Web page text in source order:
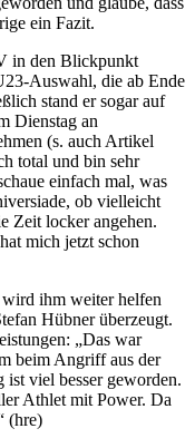
ein Fazit.
in den Blickpunkt
Auswahl, die ab Ende
stand er sogar auf
Dienstag an
(s. auch Artikel
total und bin sehr
einfach mal, was
ob vielleicht
Zeit locker angehen.
mich jetzt schon
wird ihm weiter helfen
Hübner überzeugt.
„Das war
beim Angriff aus der
viel besser geworden.
Athlet mit Power. Da
(hre)